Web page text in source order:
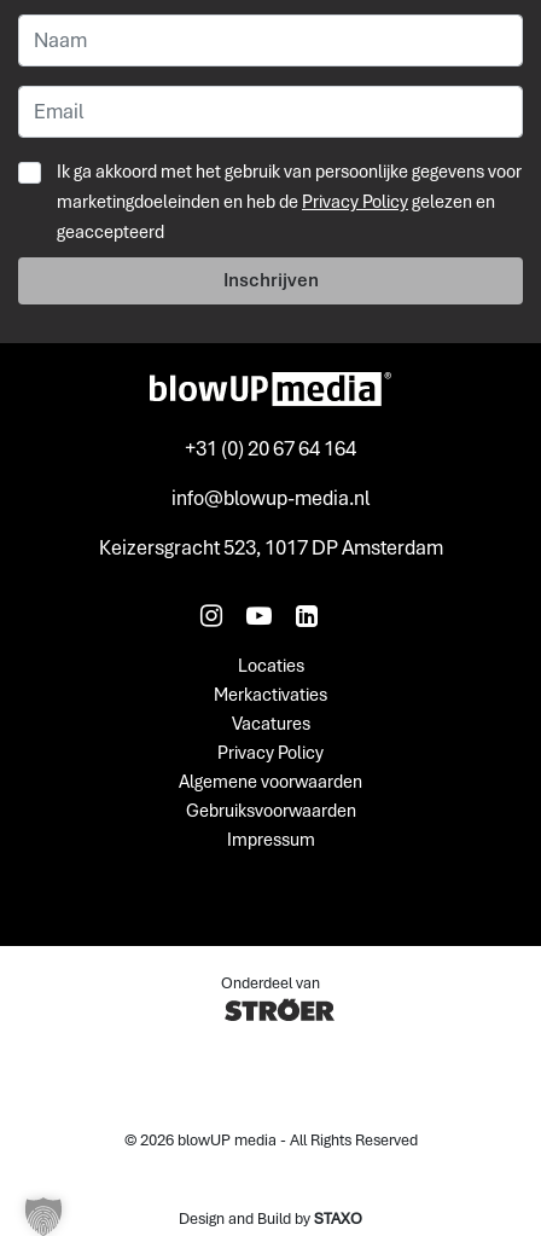
Ik ga akkoord met het gebruik van persoonlijke gegevens voor
marketingdoeleinden en heb de Privacy Policygelezen en
geaccepteerd
Inschrijven
+31 (0) 20 67 64 164
info@blowup-media.nl
Keizersgracht 523, 1017 DP Amsterdam
Locaties
Merkactivaties
Vacatures
Privacy Policy
Algemene voorwaarden
Gebruiksvoorwaarden
Impressum
Onderdeel van
© 2026 blowUP media - All Rights Reserved
Design and Build bySTAXO